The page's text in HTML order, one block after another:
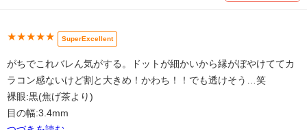
★★★★★ SuperExcellent
がちでこれバレん気がする。ドットが細かいから縁がぼやけててカ
ラコン感ないけど割と大きめ！かわち！！でも透けそう…笑
裸眼:黒(焦げ茶より)
目の幅:3.4mm